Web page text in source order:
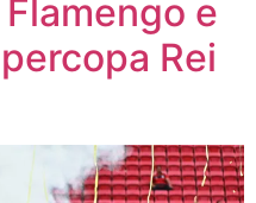
e
Rei